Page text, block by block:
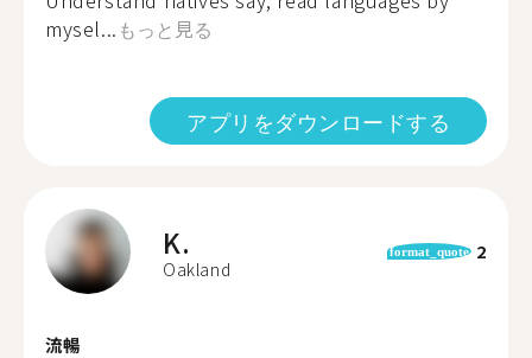
mysel... もっと見る
アプリをダウンロードする
K.
Oakland
format_quote 2
流暢